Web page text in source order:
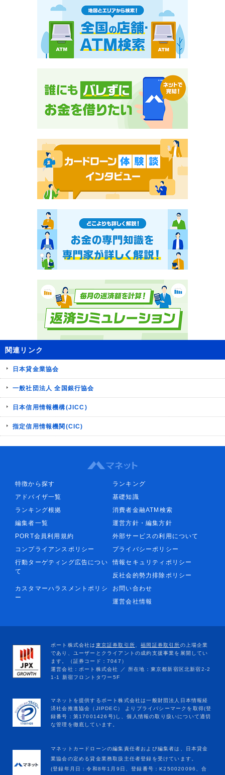
関連リンク
日本貸金業協会
一般社団法人 全国銀行協会
日本信用情報機構(JICC)
指定信用情報機関(CIC)
特徴から探す
ランキング
アドバイザ一覧
基礎知識
ランキング根拠
消費者金融ATM検索
編集者一覧
運営方針・編集方針
PORT会員利用規約
外部サービスの利用について
コンプライアンスポリシー
プライバシーポリシー
行動ターゲティング広告につい
て
情報セキュリティポリシー
反社会的勢力排除ポリシー
カスタマーハラスメントポリシ
ー
お問い合わせ
運営会社情報
マネットカードローンの編集責任者および編集者は、日本貸金
業協会の定める貸金業務取扱主任者登録を受けています。
(登録年月日：令和8年1月9日、登録番号：K250020096、合